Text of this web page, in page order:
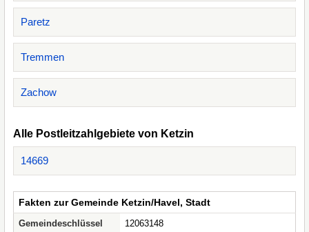
Paretz
Tremmen
Zachow
Alle Postleitzahlgebiete von Ketzin
14669
Fakten zur Gemeinde Ketzin/Havel, Stadt
Gemeindeschlüssel
12063148